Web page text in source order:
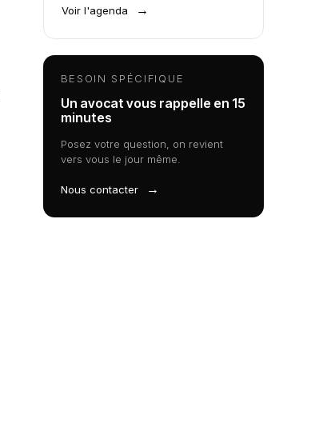
Voir l'agenda →
BESOIN SPÉCIFIQUE
Un avocat vous rappelle en 15
minutes
Posez votre question, on revient
vers vous le jour même.
Nous contacter →